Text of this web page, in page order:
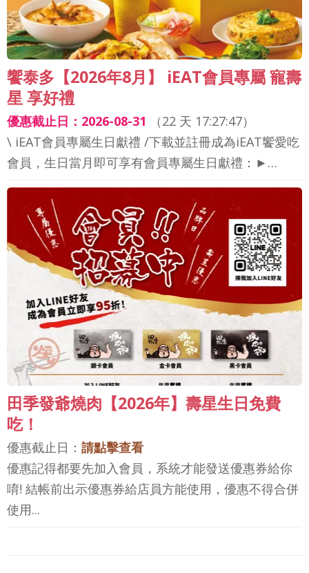
饗泰多【2026年8月】 iEAT會員專屬 寵壽
星 享好禮
優惠截止日：2026-08-31 （22 天 17:27:44）
\ iEAT會員專屬生日獻禮 /下載並註冊成為iEAT饗愛吃
會員，生日當月即可享有會員專屬生日獻禮：►…
田季發爺燒肉【2026年】壽星生日免費
吃！
優惠截止日： 請點擊查看
優惠記得都要先加入會員，系統才能發送優惠券給你
唷! 結帳前出示優惠券給店員方能使用，優惠不得合併
使用...